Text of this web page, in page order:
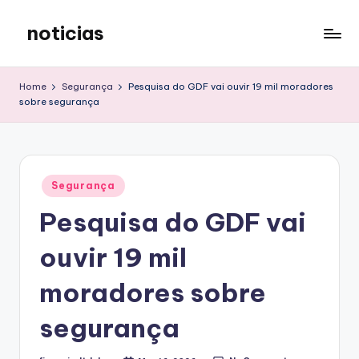
content
noticias
Home Segurança
Pesquisa do GDF vai ouvir 19 mil moradores
sobre segurança
Posted
in
Segurança
Pesquisa do GDF vai
ouvir 19 mil
moradores sobre
segurança